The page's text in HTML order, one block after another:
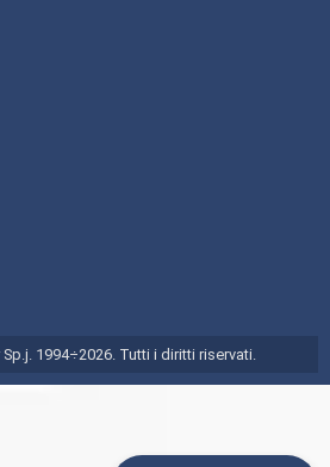
1994÷2026. Tutti i diritti riservati.